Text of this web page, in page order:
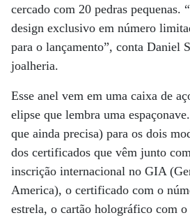
cercado com 20 pedras pequenas.
design exclusivo em número
para o lançamento”, conta Daniel
joalheria.
Esse anel vem em uma caixa de
elipse que lembra uma
que ainda precisa) para os dois
dos certificados que vêm junto
inscrição internacional no GIA
America), o certificado com o
estrela, o cartão holográfico com o